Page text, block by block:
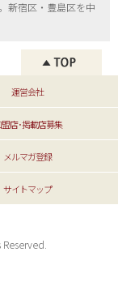
新宿区・ 豊島区を中
運営会社
店･掲載店募集
メルマガ登録
サイトマップ